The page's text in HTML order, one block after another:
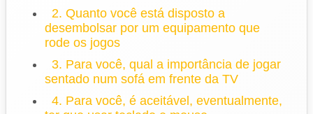
2. Quanto você está disposto a
desembolsar por um equipamento que
rode os jogos
3. Para você, qual a importância de jogar
sentado num sofá em frente da TV
4. Para você, é aceitável, eventualmente,